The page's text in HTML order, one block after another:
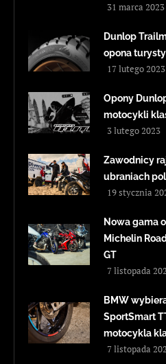
31 marca 2023
Dunlop
opona
17 lutego 2023
Opony
motocykli
3 lutego 2023
Zawodnicy
ubraniach
19 stycznia
Nowa gama
Michelin
GT
7 listopada
BMW
SportSmart
motocykla
7 listopada